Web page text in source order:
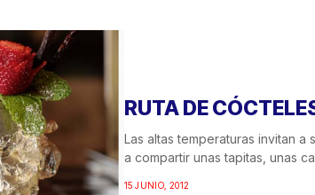
RUTA DE
Las altas temperaturas invitan a
a compartir unas tapitas, unas
15 JUNIO, 2012